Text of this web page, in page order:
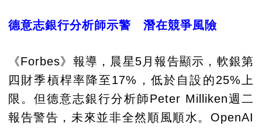
德意志銀行分析師示警 潛在競爭風險
《Forbes》報導，晨星5月報告顯示，軟銀第
四財季槓桿率降至17%，低於自設的25%上
限。但德意志銀行分析師Peter Milliken週二
報告警告，未來並非全然順風順水。OpenAI